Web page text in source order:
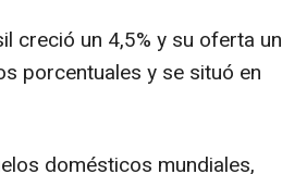
creció un 4,5% y su oferta un
porcentuales y se situó en
domésticos mundiales,